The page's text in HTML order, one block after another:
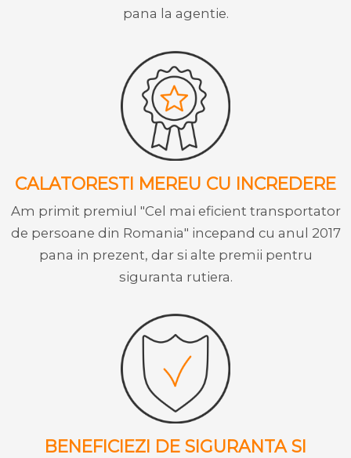
pana la agentie.
CALATORESTI MEREU CU INCREDERE
Am primit premiul "Cel mai eficient transportator
de persoane din Romania" incepand cu anul 2017
pana in prezent, dar si alte premii pentru
siguranta rutiera.
BENEFICIEZI DE SIGURANTA SI